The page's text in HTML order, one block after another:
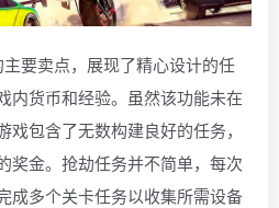
要卖点，展现了精心设计的任
内货币和经验。虽然该功能未在
包含了无数构建良好的任务，
奖金。抢劫任务并不简单，每次
成多个关卡任务以收集所需设备